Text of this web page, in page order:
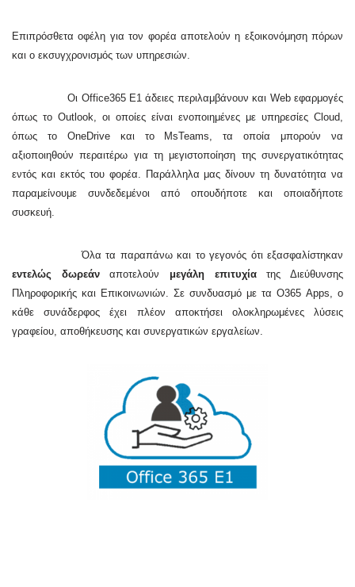
Επιπρόσθετα οφέλη για τον φορέα αποτελούν η εξοικονόμηση πόρων
και ο εκσυγχρονισμός των υπηρεσιών.
Οι Office365 E1 άδειες περιλαμβάνουν και Web εφαρμογές
όπως το Outlook, οι οποίες είναι ενοποιημένες με υπηρεσίες Cloud,
όπως το OneDrive και το MsTeams, τα οποία μπορούν να
αξιοποιηθούν περαιτέρω για τη μεγιστοποίηση της συνεργατικότητας
εντός και εκτός του φορέα. Παράλληλα μας δίνουν τη δυνατότητα να
παραμείνουμε συνδεδεμένοι από οπουδήποτε και οποιαδήποτε
συσκευή.
Όλα τα παραπάνω και το γεγονός ότι εξασφαλίστηκαν
εντελώς δωρεάναποτελούν μεγάλη επιτυχίατης Διεύθυνσης
Πληροφορικής και Επικοινωνιών. Σε συνδυασμό με τα Ο365 Apps, ο
κάθε συνάδερφος έχει πλέον αποκτήσει ολοκληρωμένες λύσεις
γραφείου, αποθήκευσης και συνεργατικών εργαλείων.